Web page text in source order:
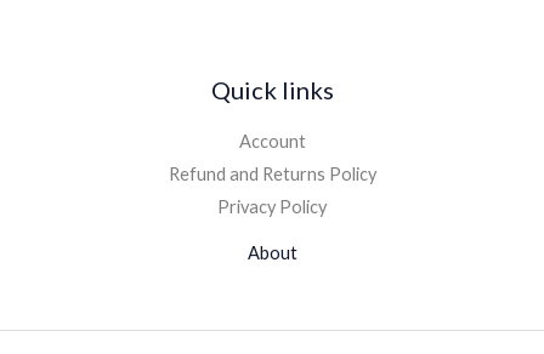
Quick links
Account
Refund and Returns Policy
Privacy Policy
About